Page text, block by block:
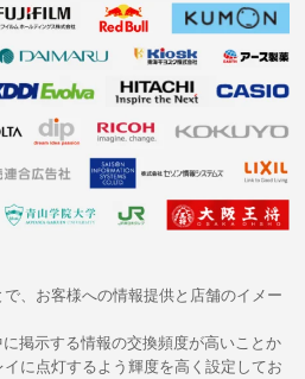
、お客様への情報提供と店舗のイメー
掲示する情報の交換頻度が高いことか
に点灯するよう輝度を高く設定してお